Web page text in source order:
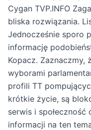
Cygan TVP.INFO
bliska rozwiązania.
Jednocześnie sporo
informację
Kopacz. Zaznaczmy,
wyborami
profili TT
krótkie życie, są
serwis i
informacji na ten